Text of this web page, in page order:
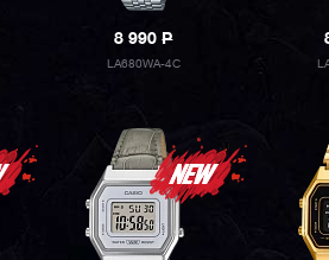
8 990P
LA680WA-4C